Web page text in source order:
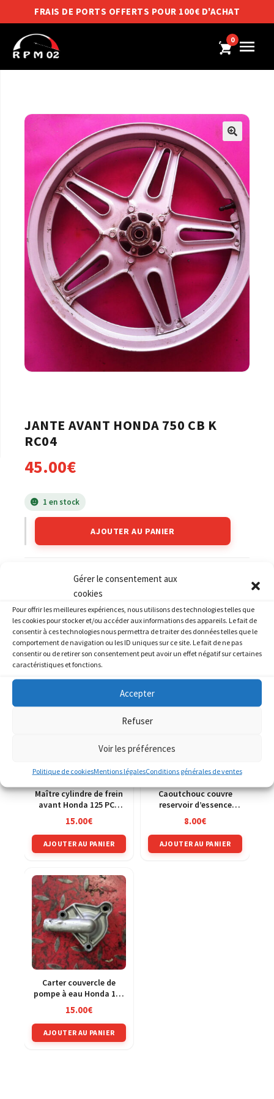
Gérer le consentement aux
cookies
Pour offrir les meilleures expériences, nous utilisons des technologies telles que
les cookies pour stocker et/ou accéder aux informations des appareils. Le fait de
consentir à ces technologies nous permettra de traiter des données telles que le
comportement de navigation ou les ID uniques sur ce site. Le fait de ne pas
consentir ou de retirer son consentement peut avoir un effet négatif sur certaines
caractéristiques et fonctions.
Accepter
Refuser
Voir les préférences
Politique de cookiesMentions légalesConditions générales de ventes
FRAIS DE PORTS OFFERTS POUR 100€ D'ACHAT
0
JANTE AVANT HONDA 750 CB K
RC04
45.00€
1 en stock
AJOUTER AU PANIER
HONDA HONDA 750 CB K
PRODUITS SIMILAIRES
Maître cylindre de frein
avant Honda 125 PCX
MLHJF28A
15.00€
AJOUTER AU PANIER
Caoutchouc couvre
reservoir d’essence
Honda 125 PCX
MLHJF28A
8.00€
AJOUTER AU PANIER
Carter couvercle de
pompe à eau Honda 125
CRM jd13a
15.00€
AJOUTER AU PANIER